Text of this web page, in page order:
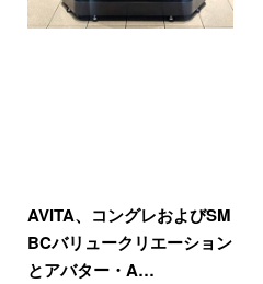
AVITA、コングレおよびSM
BCバリュークリエーション
とアバター・A…